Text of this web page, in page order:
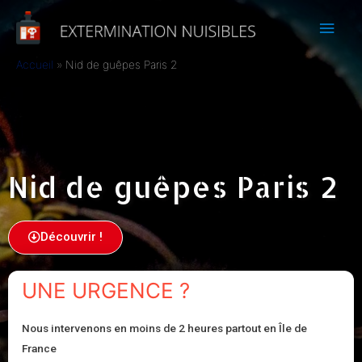
Accueil Nid de guêpes Paris 2
Nid de guêpes Paris 2
Découvrir !
UNE URGENCE ?
Nous intervenons en moins de 2 heures partout en Île de
France